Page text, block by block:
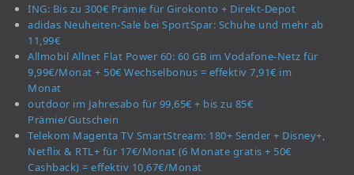
ING: Bis zu 300€ Prämie für Girokonto + Direkt-Depot
adidas Neuheiten-Sale bei SportSpar: Schuhe und mehr ab
11,99€
Allmobil Allnet Flat Power 60: 60 GB im Vodafone-Netz für
9,99€/Monat + 50€ Wechselbonus = effektiv 7,91€ im
Monat
outdoor im Jahresabo für 99,65€ + bis zu 85€
Prämie/Gutschein
Telekom Magenta TV SmartStream: 180+ Sender + Disney+,
Netflix & RTL+ für 17€/Monat (6 Monate gratis + 50€
Cashback) = effektiv 10,67€/Monat